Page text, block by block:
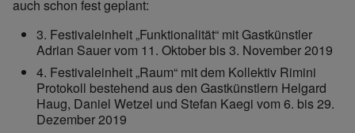
auch schon fest geplant:
3. Festivaleinheit „Funktionalität“ mit Gastkünstler
Adrian Sauer vom 11. Oktober bis 3. November 2019
4. Festivaleinheit „Raum“ mit dem Kollektiv Rimini
Protokoll bestehend aus den Gastkünstlern Helgard
Haug, Daniel Wetzel und Stefan Kaegi vom 6. bis 29.
Dezember 2019